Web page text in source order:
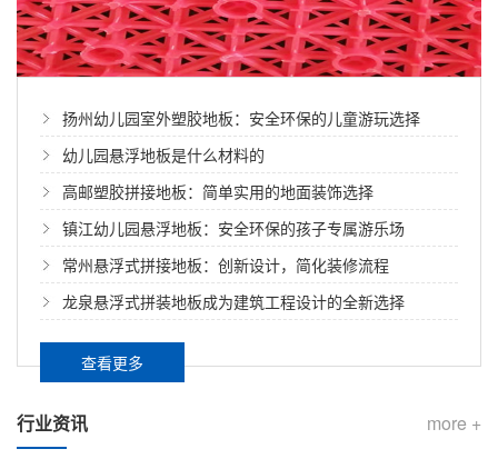
扬州幼儿园室外塑胶地板：安全环保的儿童游玩选择
幼儿园悬浮地板是什么材料的
高邮塑胶拼接地板：简单实用的地面装饰选择
镇江幼儿园悬浮地板：安全环保的孩子专属游乐场
常州悬浮式拼接地板：创新设计，简化装修流程
龙泉悬浮式拼装地板成为建筑工程设计的全新选择
查看更多
more +
行业资讯